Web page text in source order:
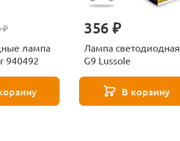
₽
лампа
940492
356 ₽
Лампа светодиодная
G9 Lussole
В корзину
Скидка на установкуНе повезло
Скидка на все 10%